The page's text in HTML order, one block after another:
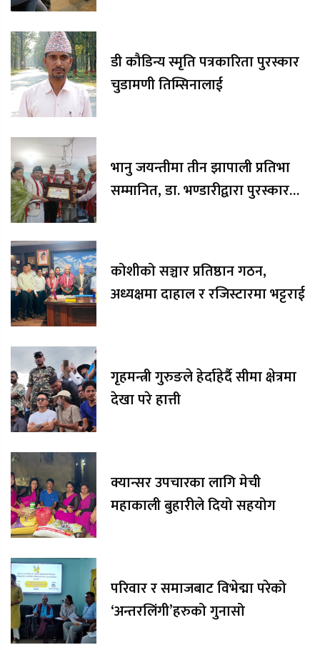
डी कौडिन्य स्मृति पत्रकारिता पुरस्कार
चुडामणी तिम्सिनालाई
भानु जयन्तीमा तीन झापाली प्रतिभा
सम्मानित, डा. भण्डारीद्वारा पुरस्कार
कोशीको सञ्चार प्रतिष्ठान गठन,
अध्यक्षमा दाहाल र रजिस्टारमा भट्टराई
गृहमन्त्री गुरुङले हेर्दाहेर्दै सीमा क्षेत्रमा
देखा परे हात्ती
क्यान्सर उपचारका लागि मेची
महाकाली बुहारीले दियो सहयोग
परिवार र समाजबाट विभेद्मा परेको
‘अन्तरलिंगी’हरुको गुनासो